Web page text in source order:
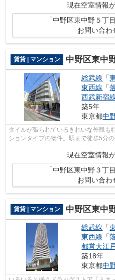
現在空室情報
「中野区東中野５丁
お問い合わ
賃貸 | マンション 中野区東中
総武線 「
東西線 「
西武新宿
築5年
東京都中
タイルが張られているきれいな外観も
ションタイプの物件。駅まで徒歩5分
現在空室情報
「中野区東中野３丁
お問い合わ
賃貸 | マンション 中野区東中
総武線 「
東西線 「
都営大江
築18年
東京都中